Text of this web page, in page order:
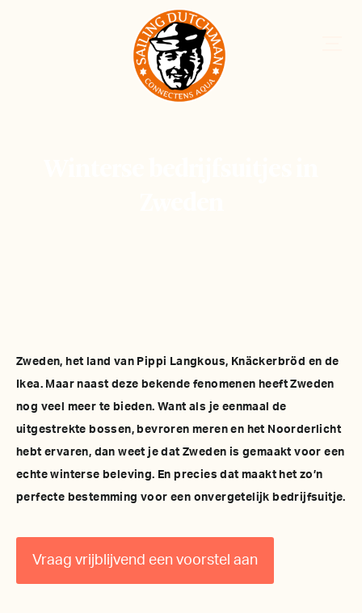
Zweden, het land van Pippi Langkous, Knäckerbröd en de
Ikea. Maar naast deze bekende fenomenen heeft Zweden
nog veel meer te bieden. Want als je eenmaal de
uitgestrekte bossen, bevroren meren en het Noorderlicht
hebt ervaren, dan weet je dat Zweden is gemaakt voor een
echte winterse beleving. En precies dat maakt het zo’n
perfecte bestemming voor een onvergetelijk bedrijfsuitje.
Vraag vrijblijvend een voorstel aan